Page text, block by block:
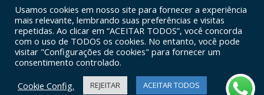
© 2026 Ferraz Advogados Associados. Todos os Direitos
Reservados.
Usamos cookies em nosso site para fornecer a experiência
mais relevante, lembrando suas preferências e visitas
repetidas. Ao clicar em “ACEITAR TODOS”, você concorda
com o uso de TODOS os cookies. No entanto, você pode
visitar "Configurações de cookies" para fornecer um
consentimento controlado.
Cookie Config.
REJEITAR ACEITAR TODOS